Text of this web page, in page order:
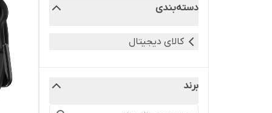
دسته‌بندی
کالای دیجیتال
برند